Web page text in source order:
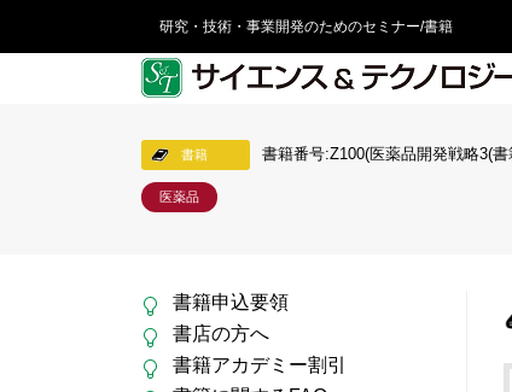
研究・技術・事業開発のためのセミナー/書籍
書籍 書籍番号:Z100(医薬品開発戦略3(書
医薬品
書籍申込要領
書店の方へ
書籍アカデミー割引